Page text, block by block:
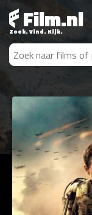
Film.nl
Zoek. Vind. Kijk.